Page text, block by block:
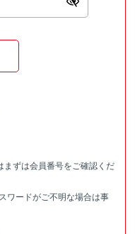
ずは会員番号をご確認くだ
ワードがご不明な場合は事